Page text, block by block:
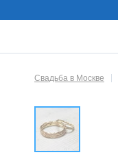
Свадьба в Москве